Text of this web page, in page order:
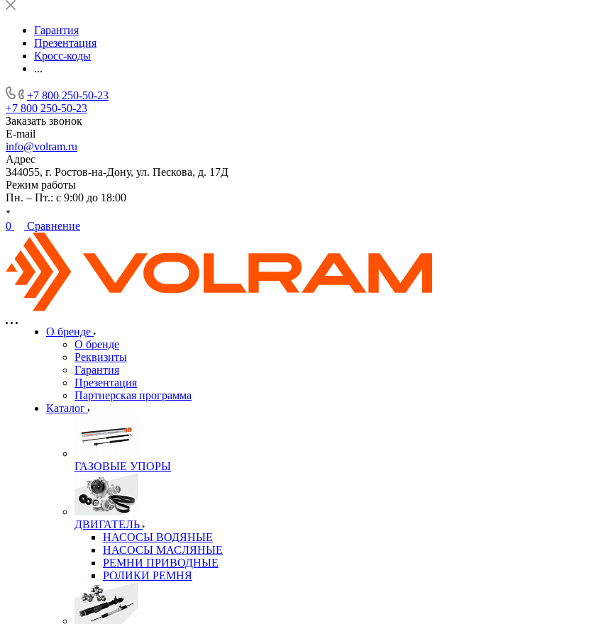
Гарантия
Презентация
Кросс-коды
...
+7 800 250-50-23
+7 800 250-50-23
Заказать звонок
E-mail
info@volram.ru
Адрес
344055, г. Ростов-на-Дону, ул. Пескова, д. 17Д
Режим работы
Пн. – Пт.: с 9:00 до 18:00
0 Сравнение
О бренде
О бренде
Реквизиты
Гарантия
Презентация
Партнерская программа
Каталог
ГАЗОВЫЕ УПОРЫ
ДВИГАТЕЛЬ
НАСОСЫ ВОДЯНЫЕ
НАСОСЫ МАСЛЯНЫЕ
РЕМНИ ПРИВОДНЫЕ
РОЛИКИ РЕМНЯ